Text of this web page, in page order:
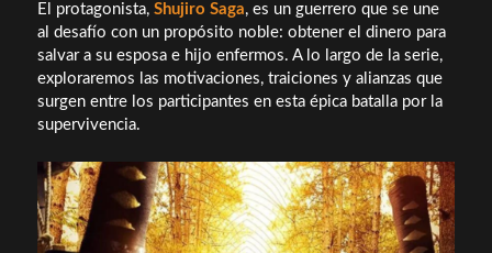
El protagonista, Shujiro Saga, es un guerrero que se une
al desafío con un propósito noble: obtener el dinero para
salvar a su esposa e hijo enfermos. A lo largo de la serie,
exploraremos las motivaciones, traiciones y alianzas que
surgen entre los participantes en esta épica batalla por la
supervivencia.